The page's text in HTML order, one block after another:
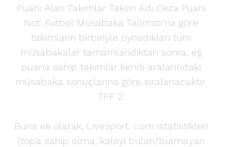
Puanı Alan Takımlar Takım Adı Ceza Puanı
Not: Futbol Müsabaka Talimatı'na göre
takımların birbiriyle oynadıkları tüm
müsabakalar tamamlandıktan sonra, eş
puana sahip takımlar kendi aralarındaki
müsabaka sonuçlarına göre sıralanacaktır.
TFF 2.
Buna ek olarak, Livesport. com istatistikleri
(topa sahip olma, kaleyi bulan/bulmayan